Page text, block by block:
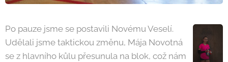
Po pauze jsme se postavili Novému Veselí.
Udělali jsme taktickou změnu, Mája Novotná
se z hlavního kůlu přesunula na blok, což nám